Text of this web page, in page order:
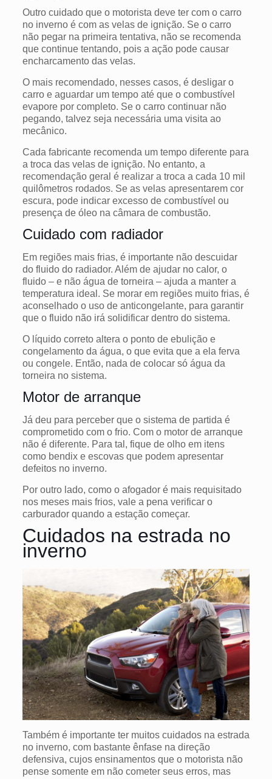
Outro cuidado que o motorista deve ter com o carro
no inverno é com as velas de ignição. Se o carro
não pegar na primeira tentativa, não se recomenda
que continue tentando, pois a ação pode causar
encharcamento das velas.
O mais recomendado, nesses casos, é desligar o
carro e aguardar um tempo até que o combustível
evapore por completo. Se o carro continuar não
pegando, talvez seja necessária uma visita ao
mecânico.
Cada fabricante recomenda um tempo diferente para
a troca das velas de ignição. No entanto, a
recomendação geral é realizar a troca a cada 10 mil
quilômetros rodados. Se as velas apresentarem cor
escura, pode indicar excesso de combustível ou
presença de óleo na câmara de combustão.
Cuidado com radiador
Em regiões mais frias, é importante não descuidar
do fluido do radiador. Além de ajudar no calor, o
fluido – e não água de torneira – ajuda a manter a
temperatura ideal. Se morar em regiões muito frias, é
aconselhado o uso de anticongelante, para garantir
que o fluido não irá solidificar dentro do sistema.
O líquido correto altera o ponto de ebulição e
congelamento da água, o que evita que a ela ferva
ou congele. Então, nada de colocar só água da
torneira no sistema.
Motor de arranque
Já deu para perceber que o sistema de partida é
comprometido com o frio. Com o motor de arranque
não é diferente. Para tal, fique de olho em itens
como bendix e escovas que podem apresentar
defeitos no inverno.
Por outro lado, como o afogador é mais requisitado
nos meses mais frios, vale a pena verificar o
carburador quando a estação começar.
Cuidados na estrada no
inverno
Também é importante ter muitos cuidados na estrada
no inverno, com bastante ênfase na direção
defensiva, cujos ensinamentos que o motorista não
pense somente em não cometer seus erros, mas